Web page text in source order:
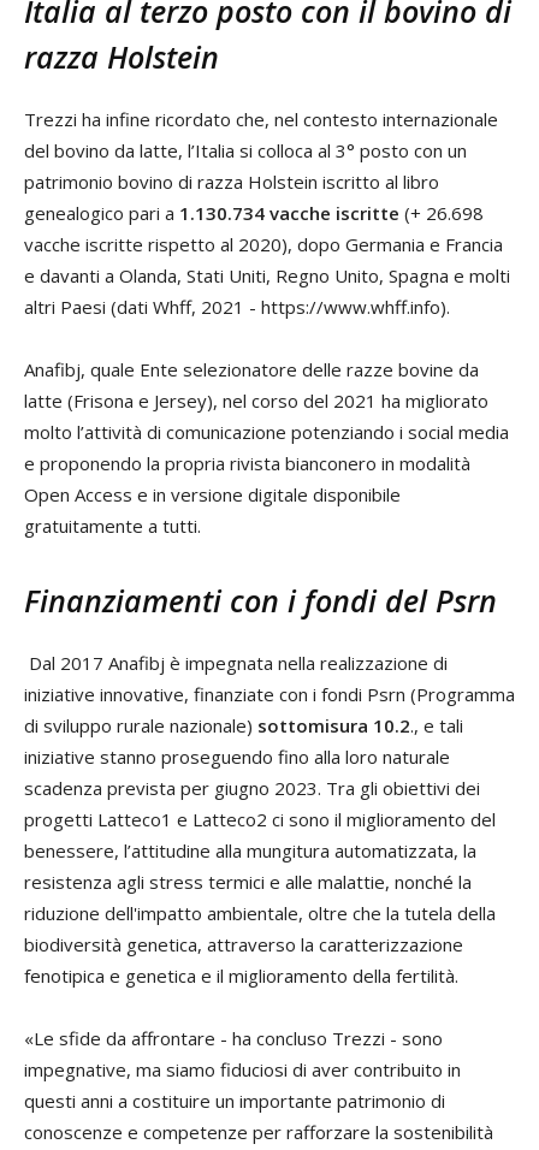
Italia al terzo posto con il bovino di
razza Holstein
Trezzi ha infine ricordato che, nel contesto internazionale
del bovino da latte, l’Italia si colloca al 3° posto con un
patrimonio bovino di razza Holstein iscritto al libro
genealogico pari a 1.130.734 vacche iscritte (+ 26.698
vacche iscritte rispetto al 2020), dopo Germania e Francia
e davanti a Olanda, Stati Uniti, Regno Unito, Spagna e molti
altri Paesi (dati Whff, 2021 - https://www.whff.info).
Anafibj, quale Ente selezionatore delle razze bovine da
latte (Frisona e Jersey), nel corso del 2021 ha migliorato
molto l’attività di comunicazione potenziando i social media
e proponendo la propria rivista bianconero in modalità
Open Access e in versione digitale disponibile
gratuitamente a tutti.
Finanziamenti con i fondi del Psrn
Dal 2017 Anafibj è impegnata nella realizzazione di
iniziative innovative, finanziate con i fondi Psrn (Programma
di sviluppo rurale nazionale) sottomisura 10.2., e tali
iniziative stanno proseguendo fino alla loro naturale
scadenza prevista per giugno 2023. Tra gli obiettivi dei
progetti Latteco1 e Latteco2 ci sono il miglioramento del
benessere, l’attitudine alla mungitura automatizzata, la
resistenza agli stress termici e alle malattie, nonché la
riduzione dell'impatto ambientale, oltre che la tutela della
biodiversità genetica, attraverso la caratterizzazione
fenotipica e genetica e il miglioramento della fertilità.
«Le sfide da affrontare - ha concluso Trezzi - sono
impegnative, ma siamo fiduciosi di aver contribuito in
questi anni a costituire un importante patrimonio di
conoscenze e competenze per rafforzare la sostenibilità